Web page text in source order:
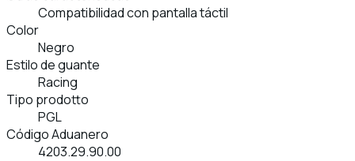
Compatibilidad con pantalla táctil
Color
Negro
Estilo de guante
Racing
Tipo prodotto
PGL
Código Aduanero
4203.29.90.00